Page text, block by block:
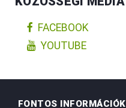
FACEBOOK
YOUTUBE
FONTOS INFORMÁCIÓK